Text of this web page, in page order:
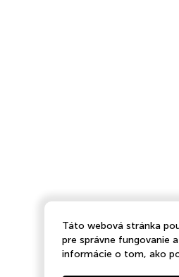
Táto webová stránka
pre správne fungovanie
informácie o tom, ako